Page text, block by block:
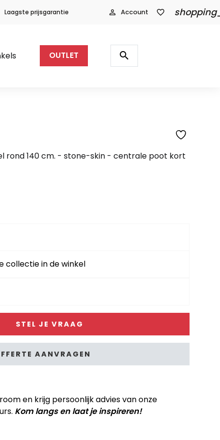
Laagste prijsgarantie person_outline Account favorite_border
OUTLET
Producten
zoeken
search
rond 140 cm. - stone-skin - centrale poot kort
collectie in de winkel
STEL JE VRAAG
AANVRAGEN
en krijg persoonlijk advies van onze
Kom langs en laat je inspireren!